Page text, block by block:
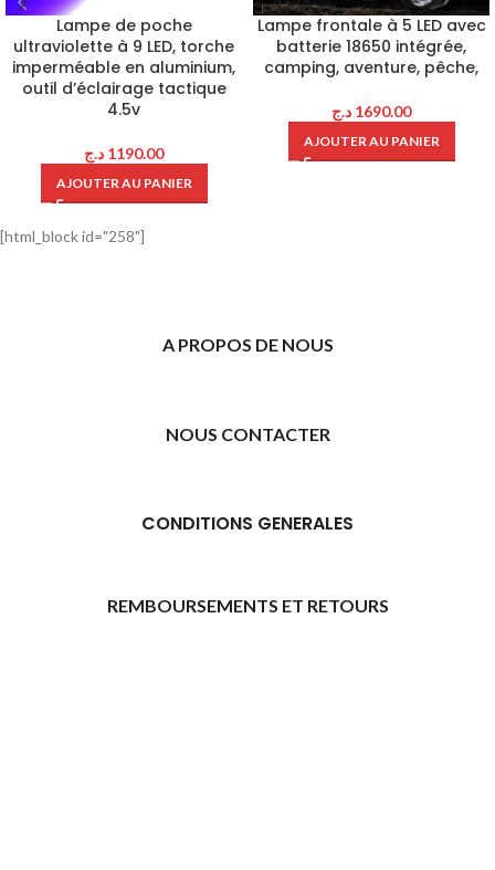
Lampe de poche
ultraviolette à 9 LED, torche
imperméable en aluminium,
outil d’éclairage tactique
4.5v
1190.00 د.ج
AJOUTER AU PANIER
Lampe frontale à 5 LED avec
batterie 18650 intégrée,
camping, aventure, pêche,
1690.00 د.ج
AJOUTER AU PANIER
[html_block id="258"]
A PROPOS DE NOUS
NOUS CONTACTER
CONDITIONS GENERALES
REMBOURSEMENTS ET RETOURS